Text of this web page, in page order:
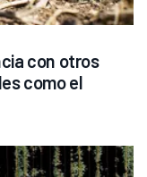
con otros
como el